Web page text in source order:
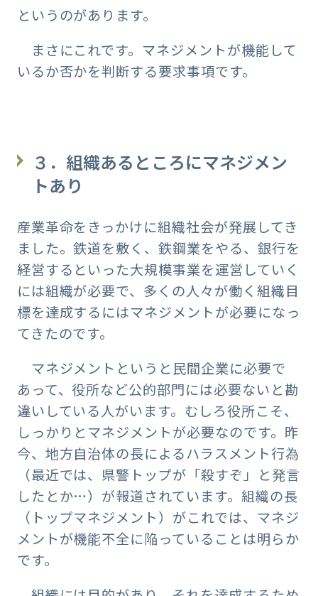
というのがあります。
まさにこれです。マネジメントが機能して
いるか否かを判断する要求事項です。
３．組織あるところにマネジメン
トあり
産業革命をきっかけに組織社会が発展してき
ました。鉄道を敷く、鉄鋼業をやる、銀行を
経営するといった大規模事業を運営していく
には組織が必要で、多くの人々が働く組織目
標を達成するにはマネジメントが必要になっ
てきたのです。
マネジメントというと民間企業に必要で
あって、役所など公的部門には必要ないと勘
違いしている人がいます。むしろ役所こそ、
しっかりとマネジメントが必要なのです。昨
今、地方自治体の長によるハラスメント行為
（最近では、県警トップが「殺すぞ」と発言
したとか…）が報道されています。組織の長
（トップマネジメント）がこれでは、マネジ
メントが機能不全に陥っていることは明らか
です。